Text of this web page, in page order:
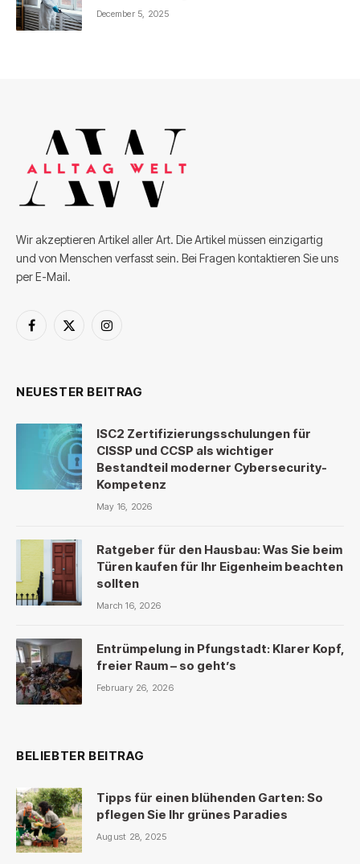
December 5, 2025
Wir akzeptieren Artikel aller Art. Die Artikel müssen einzigartig
und von Menschen verfasst sein. Bei Fragen kontaktieren Sie uns
per E-Mail.
Facebook
X
Instagram
NEUESTER BEITRAG
ISC2 Zertifizierungsschulungen für
CISSP und CCSP als wichtiger
Bestandteil moderner Cybersecurity-
Kompetenz
May 16, 2026
Ratgeber für den Hausbau: Was Sie beim
Türen kaufen für Ihr Eigenheim beachten
sollten
March 16, 2026
Entrümpelung in Pfungstadt: Klarer Kopf,
freier Raum – so geht’s
February 26, 2026
BELIEBTER BEITRAG
Tipps für einen blühenden Garten: So
pflegen Sie Ihr grünes Paradies
August 28, 2025